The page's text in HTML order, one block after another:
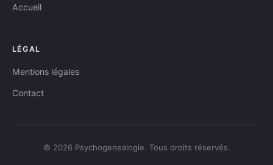
Accueil
LÉGAL
Mentions légales
Contact
© 2026 Psychogenealogie. Tous droits réservés.